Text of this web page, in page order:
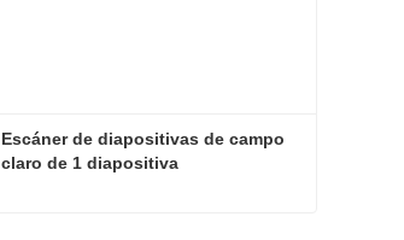
Escáner de diapositivas de campo
claro de 1 diapositiva